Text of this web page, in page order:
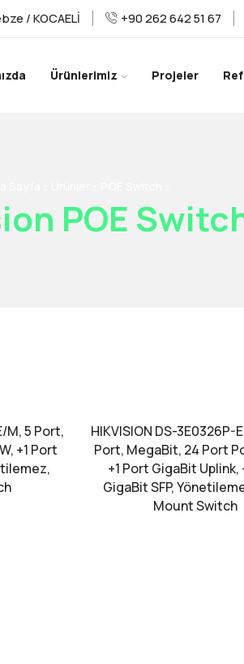
/ KOCAELİ +90 262 642 51 67
Ürünlerimiz Projeler
POE
M, 5 Port,
+1 Port
HIKVISION DS-3E0326P-
Port, MegaBit, 24 Port
+1 Port GigaBit Uplink,
GigaBit SFP,
Mount Switch